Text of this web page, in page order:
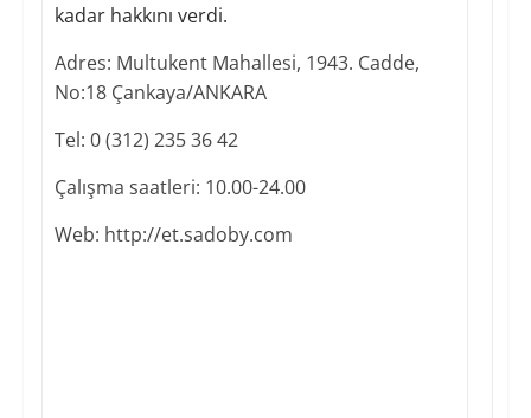
kadar hakkını verdi.
Adres: Multukent Mahallesi, 1943. Cadde,
No:18 Çankaya/ANKARA
Tel: 0 (312) 235 36 42
Çalışma saatleri: 10.00-24.00
Web: http://et.sadoby.com​